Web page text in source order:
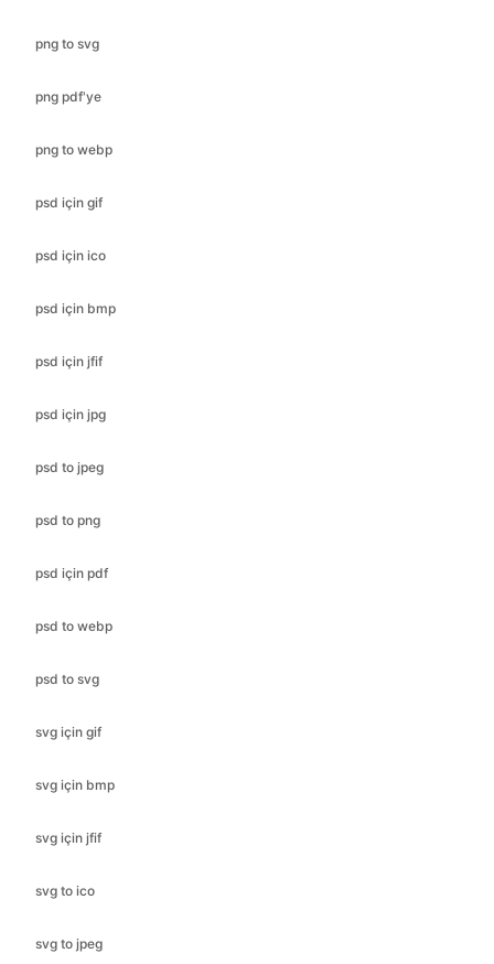
png to svg
png pdf'ye
png to webp
psd için gif
psd için ico
psd için bmp
psd için jfif
psd için jpg
psd to jpeg
psd to png
psd için pdf
psd to webp
psd to svg
svg için gif
svg için bmp
svg için jfif
svg to ico
svg to jpeg